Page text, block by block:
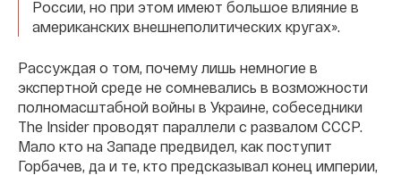
России, но при этом имеют большое влияние в
американских внешнеполитических кругах».
Рассуждая о том, почему лишь немногие в
экспертной среде не сомневались в возможности
полномасштабной войны в Украине, собеседники
The Insider проводят параллели с развалом СССР.
Мало кто на Западе предвидел, как поступит
Горбачев, да и те, кто предсказывал конец империи,